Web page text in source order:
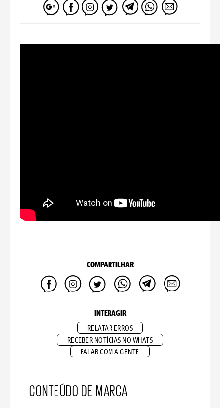
COMPARTILHAR
INTERAGIR
RELATAR ERROS
RECEBER NOTÍCIAS NO WHATS
FALAR COM A GENTE
CONTEÚDO DE MARCA